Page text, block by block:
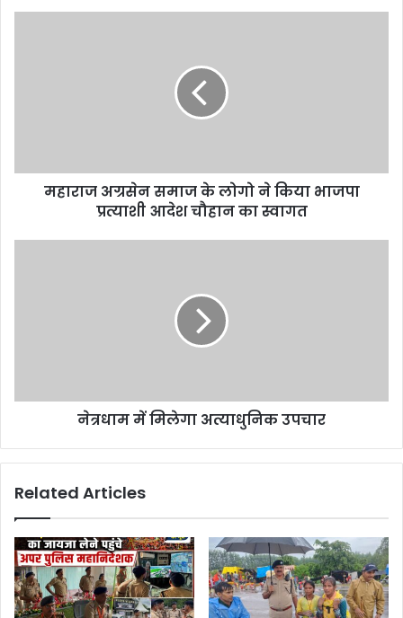
महाराज अग्रसेन समाज के लोगो ने किया भाजपा
प्रत्याशी आदेश चौहान का स्वागत
नेत्रधाम में मिलेगा अत्याधुनिक उपचार
Related Articles